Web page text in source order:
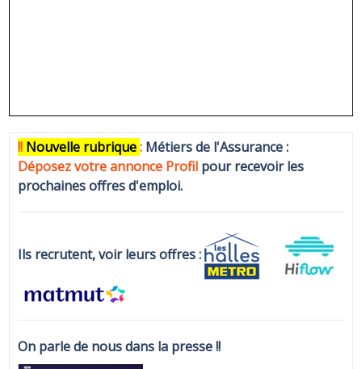
!! Nouvelle rubrique: Métiers de l'Assurance :
Déposez votre annonce Profil pour recevoir les
prochaines offres d'emploi.
Ils recrutent, voir leurs offres :
On parle de nous dans la presse !!